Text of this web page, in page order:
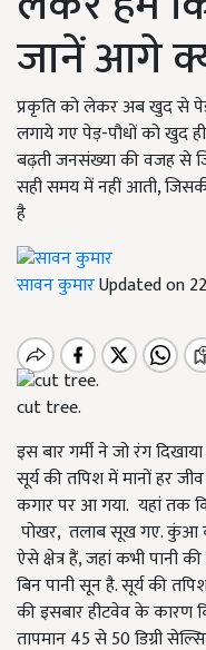
जानें आगे
प्रकृति को लेकर अब खुद से
लगाये गए पेड़-पौधों को खुद
बढ़ती जनसंख्या की वजह से
सही समय में नहीं आती,
है
सावन कुमारUpdated on
cut tree.
इस बार गर्मी ने जो रंग
सूर्य की तपिश में मानों हर
कगार पर आ गया. यहां तक
पोखर, तलाब सूख गए. कुंआ
ऐसे क्षेत्र हैं, जहां कभी पानी की
बिन पानी सून है. सूर्य की
की इसबार हीटवेव के कारण
तापमान45से50डिग्री